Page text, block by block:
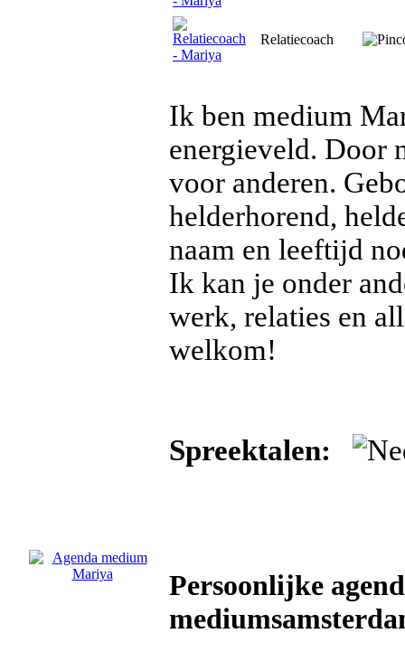
Relatiecoach
Ik ben medium
energieveld. Door
voor anderen.
helderhorend,
naam en leeftijd
Ik kan je onder
werk, relaties en
welkom!
Spreektalen:
Persoonlijke